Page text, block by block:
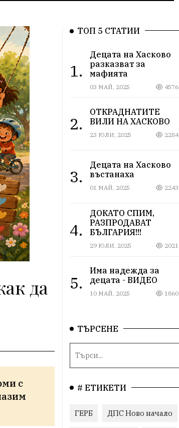
да
с
ТОП 5 СТАТИИ
1.
Децата на Хасково
разказват за
мафията
03 МАЙ, 2025 4576
2.
ОТКРАДНАТИТЕ
ВИЛИ НА ХАСКОВО
23 ЮЛИ, 2025 2284
3.
Децата на Хасково
въстанаха
01 МАЙ, 2025 2243
4.
ДОКАТО СПИМ,
РАЗПРОДАВАТ
БЪЛГАРИЯ!!!
29 ЮЛИ, 2025 2021
5.
Има надежда за
децата - ВИДЕО
10 МАЙ, 2025 1860
ТЪРСЕНЕ
# ЕТИКЕТИ
ГЕРБ ДПС Ново начало